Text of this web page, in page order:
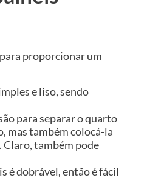
proporcionar um
e liso, sendo
para separar o quarto
mas também colocá-la
Claro, também pode
é dobrável, então é fácil